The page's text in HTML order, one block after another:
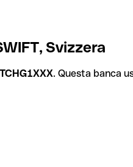
Svizzera
. Questa banca